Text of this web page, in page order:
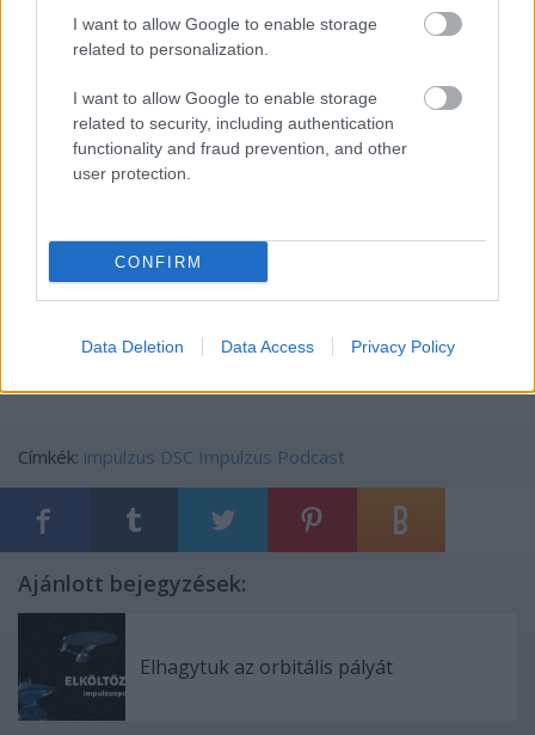
I want to allow Google to enable storage
related to personalization.
I want to allow Google to enable storage
related to security, including authentication
functionality and fraud prevention, and other
user protection.
CONFIRM
Data Deletion Data Access Privacy Policy
produkciós vezető
Farkas Csaba
Készítette az Űrszekerek Közösségi Flotta és az
Impulzus Produkció.
© 2020 Űrszekerek Közösségi Flotta
http://impulzus.urszekerekflotta.hu
fb.com/impulzus.urszekerekflotta.hu
info@urszekerekflotta.hu
Címkék: impulzus DSC Impulzus Podcast
Ajánlott bejegyzések:
Elhagytuk az orbitális pályát